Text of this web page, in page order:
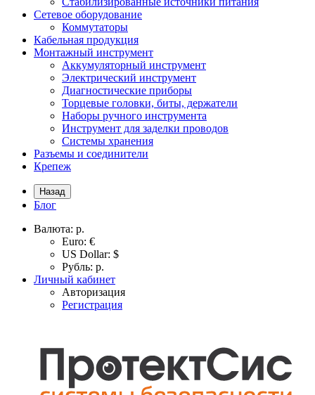
Сетевое оборудование
Коммутаторы
Кабельная продукция
Монтажный инструмент
Аккумуляторный инструмент
Электрический инструмент
Диагностические приборы
Торцевые головки, биты, держатели
Наборы ручного инструмента
Инструмент для заделки проводов
Системы хранения
Разъемы и соединители
Крепеж
Назад
Блог
Валюта: р.
Euro: €
US Dollar: $
Рубль: р.
Личный кабинет
Авторизация
Регистрация